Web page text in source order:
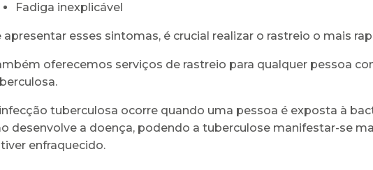
Fadiga inexplicável
apresentar esses sintomas, é crucial realizar o rastreio o mais
oferecemos serviços de rastreio para qualquer pessoa
tuberculosa ocorre quando uma pessoa é exposta à
desenvolve a doença, podendo a tuberculose manifestar-se
enfraquecido.